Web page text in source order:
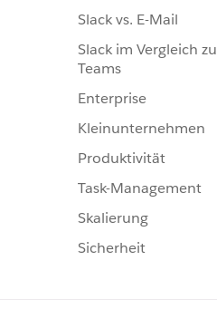
Slack vs. E-Mail
Slack im Vergleich zu
Teams
Enterprise
Kleinunternehmen
Produktivität
Task-Management
Skalierung
Sicherheit